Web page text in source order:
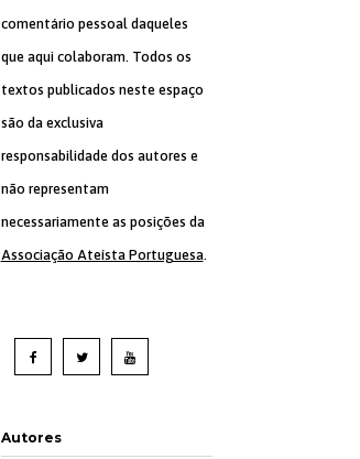
comentário pessoal daqueles
que aqui colaboram. Todos os
textos publicados neste espaço
são da exclusiva
responsabilidade dos autores e
não representam
necessariamente as posições da
Associação Ateísta Portuguesa.
Autores